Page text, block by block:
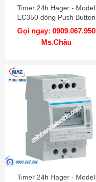
Timer 24h Hager - Model
EC350 dòng Push Button
Gọi ngay: 0909.067.950
Ms.Châu
Timer 24h Hager - Model